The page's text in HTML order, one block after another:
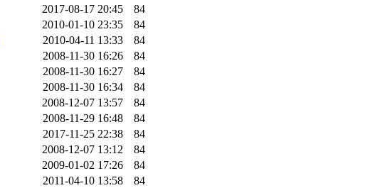
2017-08-17 20:45
84
2010-01-10 23:35
84
2010-04-11 13:33
84
2008-11-30 16:26
84
2008-11-30 16:27
84
2008-11-30 16:34
84
2008-12-07 13:57
84
2008-11-29 16:48
84
2017-11-25 22:38
84
2008-12-07 13:12
84
2009-01-02 17:26
84
2011-04-10 13:58
84